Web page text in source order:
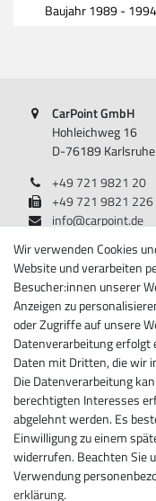
Baujahr 1989 - 1994
CarPoint GmbH
Hohleichweg 16
D-76189 Karlsruhe
+49 721 9821 20
+49 721 9821 226
info@carpoint.de
Informationen
Über Carpoint
Impressum
Daten­schutz­erklärung
AGB
Widerrufs­recht
Widerrufs­formular
Kontakt
Wir verwenden Cookies
Website und verarbeiten
Besucher:innen unserer
Anzeigen zu
oder Zugriffe auf unsere
Datenverarbeitung erfolgt
Daten mit Dritten, die wir
Die Datenverarbeitung
berechtigten Interesses
abgelehnt werden. Es
Einwilligung zu einem
widerrufen. Beachten Sie
Verwendung
erklärung.